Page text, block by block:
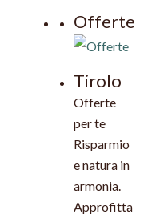
Offerte
Tirolo
Offerte
per te
Risparmio
e natura in
armonia.
Approfitta